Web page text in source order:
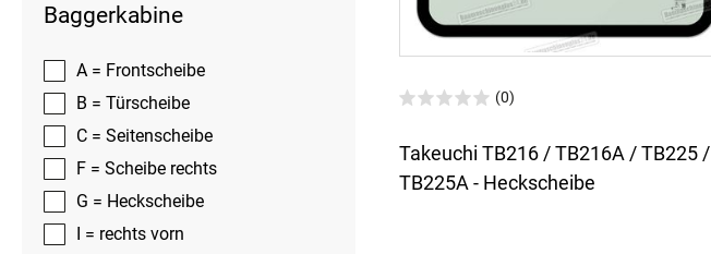
Baggerkabine
A = Frontscheibe
B = Türscheibe
C = Seitenscheibe
F = Scheibe rechts
G = Heckscheibe
I = rechts vorn
(0)
Takeuchi TB216 / TB216A / TB225 /
TB225A - Heckscheibe